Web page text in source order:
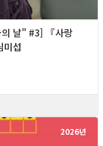
날" #3] 『사랑
미섭
2026년